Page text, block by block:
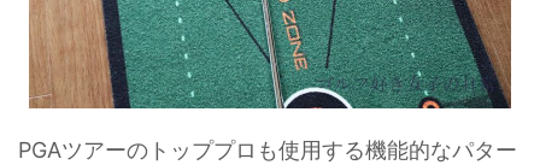
PGAツアーのトッププロも使用する機能的なパター